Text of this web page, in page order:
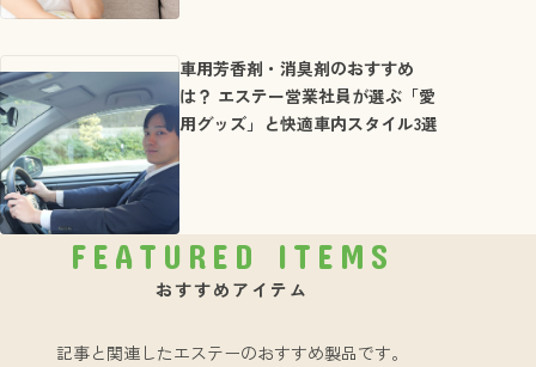
車用芳香剤・消臭剤のおすすめ
は？ エステー営業社員が選ぶ「愛
用グッズ」と快適車内スタイル3選
FEATURED ITEMS
おすすめアイテム
記事と関連したエステーのおすすめ製品です。